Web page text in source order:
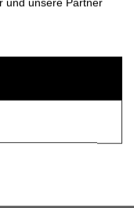
beraten